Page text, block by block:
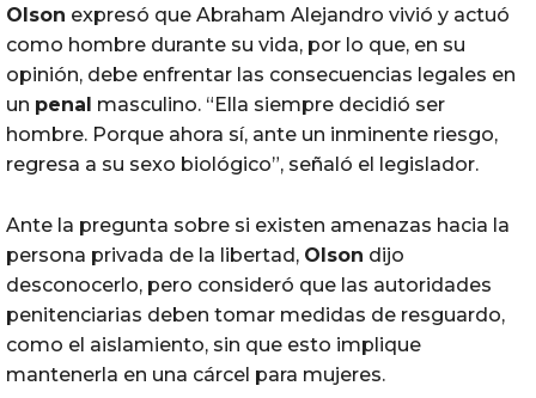
Olson expresó que Abraham Alejandro vivió y actuó
como hombre durante su vida, por lo que, en su
opinión, debe enfrentar las consecuencias legales en
un penal masculino. “Ella siempre decidió ser
hombre. Porque ahora sí, ante un inminente riesgo,
regresa a su sexo biológico”, señaló el legislador.
Ante la pregunta sobre si existen amenazas hacia la
persona privada de la libertad, Olson dijo
desconocerlo, pero consideró que las autoridades
penitenciarias deben tomar medidas de resguardo,
como el aislamiento, sin que esto implique
mantenerla en una cárcel para mujeres.